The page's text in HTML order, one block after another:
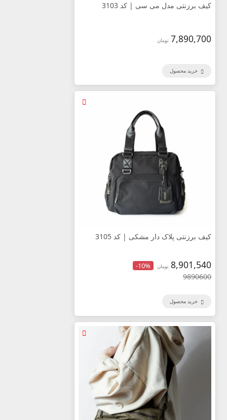
کیف برزنتی مدل می سی | کد 3103
7,890,700 تومان
خرید محصول
کیف برزنتی پلاک دار مشکی | کد 3105
8,901,540 تومان -10%
9890600
خرید محصول